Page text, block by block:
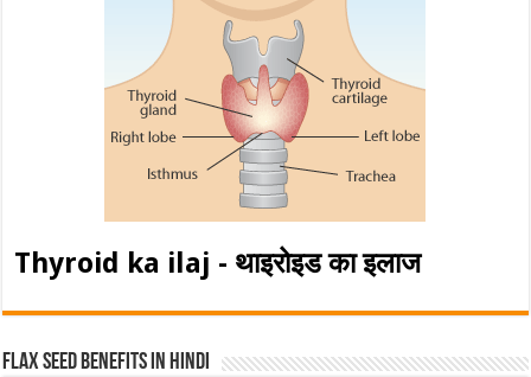
Thyroid ka ilaj - थाइरोइड का इलाज
Flax Seed Benefits in hindi